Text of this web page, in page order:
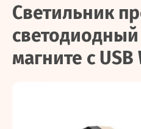
Светильник
магните с USB